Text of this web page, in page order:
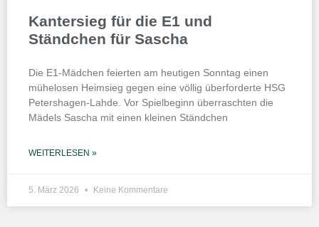
Kantersieg für die E1 und
Ständchen für Sascha
Die E1-Mädchen feierten am heutigen Sonntag einen
mühelosen Heimsieg gegen eine völlig überforderte HSG
Petershagen-Lahde. Vor Spielbeginn überraschten die
Mädels Sascha mit einen kleinen Ständchen
WEITERLESEN »
5. März 2026 Keine Kommentare